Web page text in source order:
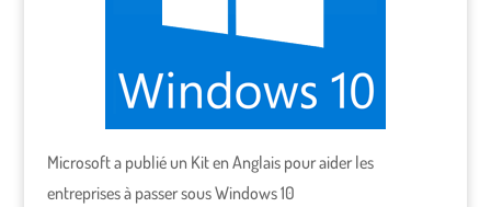
Microsoft a publié un Kit en Anglais pour aider les
entreprises à passer sous Windows 10